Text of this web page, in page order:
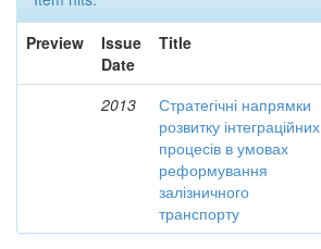
Preview
Issue
Date
Title
2013
Стратегічні напрямки
розвитку інтеграційних
процесів в умовах
реформування
залізничного
транспорту